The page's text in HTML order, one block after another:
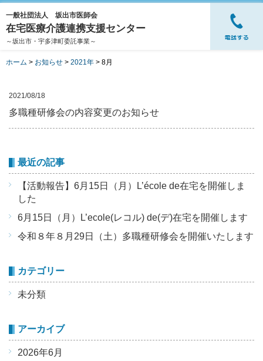
一般社団法人 坂出市医師会
在宅医療介護連携支援センター
～坂出市・宇多津町委託事業～
ホーム > お知らせ > 2021年 > 8月
2021/08/18
多職種研修会の内容変更のお知らせ
最近の記事
【活動報告】6月15日（月）L’école de在宅を開催しま
した
6月15日（月）L’ecole(レコル) de(デ)在宅を開催します
令和８年８月29日（土）多職種研修会を開催いたします
カテゴリー
未分類
アーカイブ
2026年6月